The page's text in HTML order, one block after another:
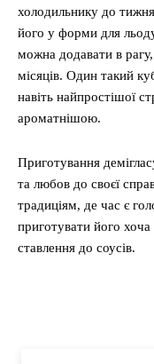
холодильнику до
його у форми для
можна додавати в
місяців. Один такий
навіть найпростішої
ароматнішою.
Приготування
та любов до своєї
традиціям, де час є
приготувати його хоча
ставлення до соусів.